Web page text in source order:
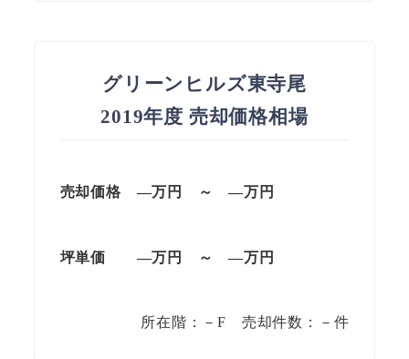
グリーンヒルズ東寺尾
2019年度 売却価格相場
売却価格 —万円 ～ —万円
坪単価 —万円 ～ —万円
所在階：－F 売却件数：－件